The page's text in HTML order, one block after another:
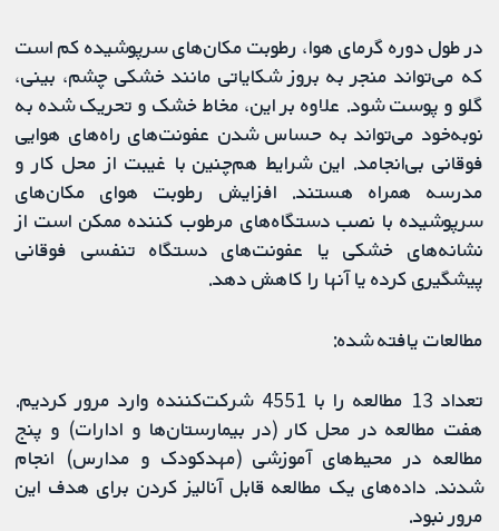
در طول دوره گرمای هوا، رطوبت مکان‌های سرپوشیده کم است
که می‌تواند منجر به بروز شکایاتی مانند خشکی چشم، بینی،
گلو و پوست شود. علاوه بر این، مخاط خشک و تحریک شده به
نوبه‌خود می‌تواند به حساس شدن عفونت‌های راه‌های هوایی
فوقانی بی‌انجامد. این شرایط هم‌چنین با غیبت از محل کار و
مدرسه همراه هستند. افزایش رطوبت هوای مکان‌های
سرپوشیده با نصب دستگاه‌های مرطوب کننده ممکن است از
نشانه‌های خشکی یا عفونت‌های دستگاه تنفسی فوقانی
پیشگیری کرده یا آنها را کاهش دهد.
مطالعات یافته شده:
تعداد 13 مطالعه را با 4551 شرکت‌کننده وارد مرور کردیم.
هفت مطالعه در محل کار (در بیمارستان‌ها و ادارات) و پنج
مطالعه در محیط‌های آموزشی (مهدکودک و مدارس) انجام
شدند. داده‌های یک مطالعه قابل آنالیز کردن برای هدف این
مرور نبود.